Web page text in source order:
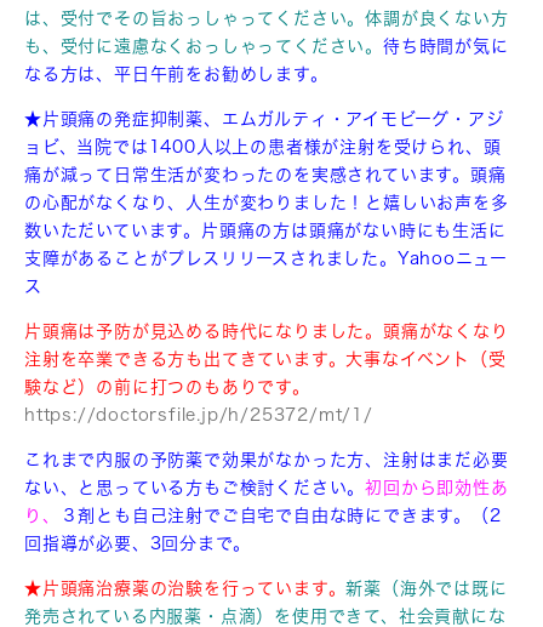
は、受付でその旨おっしゃってください。体調が良くない方
も、受付に遠慮なくおっしゃってください。待ち時間が気に
なる方は、平日午前をお勧めします。
★片頭痛の発症抑制薬、エムガルティ・アイモビーグ・アジ
ョビ、 当院では1400人以上の患者様が注射を受けられ、頭
痛が減って 日常生活が変わったのを実感されています。頭痛
の心配がなくなり、人生が変わりました！と嬉しいお声を多
数いただいています。片頭痛の方は頭痛がない時にも生活に
支障があることがプレスリリースされました。Yahooニュー
ス
片頭痛は予防が見込める時代になりました。頭痛がなくなり
注射を卒業できる方も出てきています。大事なイベント（受
験など）の前に打つのもありです。
https://doctorsfile.jp/h/25372/mt/1/
これまで内服の予防薬で効果がなかった方、注射はまだ必要
ない、と思っている方もご検討ください。初回から即効性あ
り、
３剤とも自己注射で ご自宅で自由な時にできます。（2
回指導が必要、3回分まで。
★片頭痛治療薬の治験を行っています。新薬（海外では既に
発売されている内服薬・点滴）を使用できて、社会貢献にな